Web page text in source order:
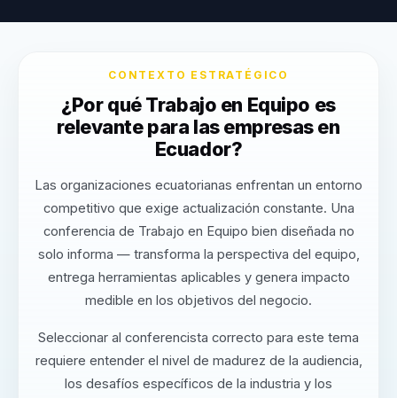
CONTEXTO ESTRATÉGICO
¿Por qué Trabajo en Equipo es
relevante para las empresas en
Ecuador?
Las organizaciones ecuatorianas enfrentan un entorno
competitivo que exige actualización constante. Una
conferencia de Trabajo en Equipo bien diseñada no
solo informa — transforma la perspectiva del equipo,
entrega herramientas aplicables y genera impacto
medible en los objetivos del negocio.
Seleccionar al conferencista correcto para este tema
requiere entender el nivel de madurez de la audiencia,
los desafíos específicos de la industria y los